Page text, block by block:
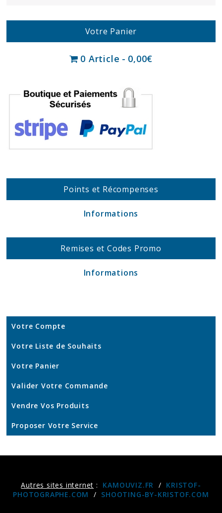
Votre Panier
0 Article 0,00€
Points et Récompenses
Informations
Remises et Codes Promo
Informations
Votre Compte
Votre Liste de Souhaits
Votre Panier
Valider Votre Commande
Vendre Vos Produits
Proposer Votre Service
Autres sites internet : KAMOUVIZ.FR / KRISTOF-
PHOTOGRAPHE.COM
/ SHOOTING-BY-KRISTOF.COM